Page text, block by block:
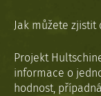
Jak můžete
Projekt
informace o
hodnost,